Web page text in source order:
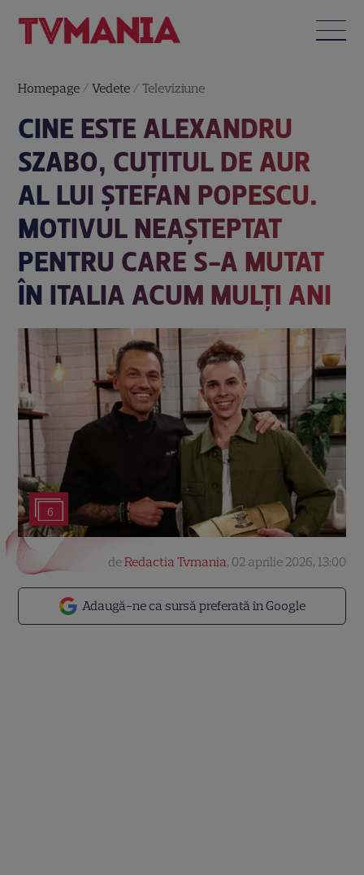
Homepage /Vedete / Televiziune
CINE ESTE ALEXANDRU
SZABO, CUȚITUL DE AUR
AL LUI ȘTEFAN POPESCU.
MOTIVUL NEAȘTEPTAT
PENTRU CARE S-A MUTAT
ÎN ITALIA ACUM MULȚI ANI
6
Adaugă-ne ca sursă preferată în Google
deRedactia Tvmania, 02 aprilie 2026, 13:00